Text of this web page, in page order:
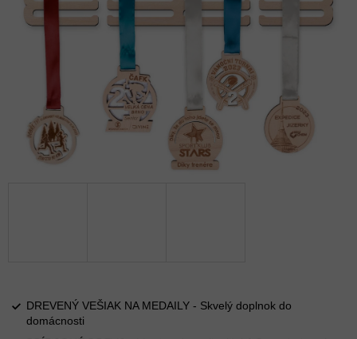
DREVENÝ VEŠIAK NA MEDAILY - Skvelý doplnok do
domácnosti